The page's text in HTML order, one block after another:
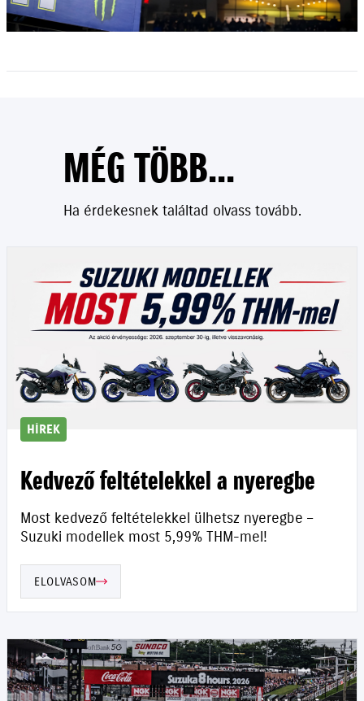
MÉG TÖBB...
Ha érdekesnek találtad olvass tovább.
HÍREK
Kedvező feltételekkel a nyeregbe
Most kedvező feltételekkel ülhetsz nyeregbe –
Suzuki modellek most 5,99% THM-mel!
ELOLVASOM